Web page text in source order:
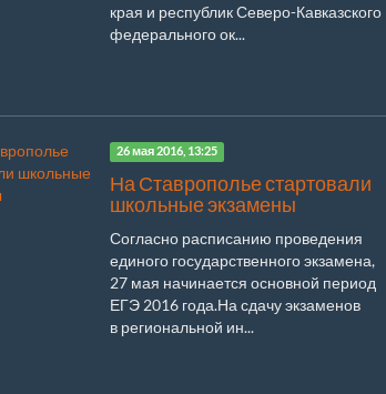
края и республик Северо-Кавказского
федерального ок...
26 мая 2016, 13:25
На Ставрополье стартовали
школьные экзамены
Согласно расписанию проведения
единого государственного экзамена,
27 мая начинается основной период
ЕГЭ 2016 года.На сдачу экзаменов
в региональной ин...